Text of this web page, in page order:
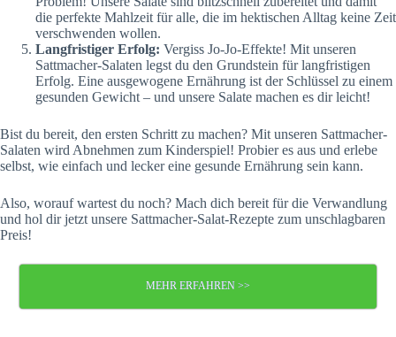
die perfekte Mahlzeit für alle, die im hektischen Alltag keine Zeit
verschwenden wollen.
Langfristiger Erfolg: Vergiss Jo-Jo-Effekte! Mit unseren
Sattmacher-Salaten legst du den Grundstein für langfristigen
Erfolg. Eine ausgewogene Ernährung ist der Schlüssel zu einem
gesunden Gewicht – und unsere Salate machen es dir leicht!
Bist du bereit, den ersten Schritt zu machen? Mit unseren Sattmacher-
Salaten wird Abnehmen zum Kinderspiel! Probier es aus und erlebe
selbst, wie einfach und lecker eine gesunde Ernährung sein kann.
Also, worauf wartest du noch? Mach dich bereit für die Verwandlung
und hol dir jetzt unsere Sattmacher-Salat-Rezepte zum unschlagbaren
Preis!
MEHR ERFAHREN >>